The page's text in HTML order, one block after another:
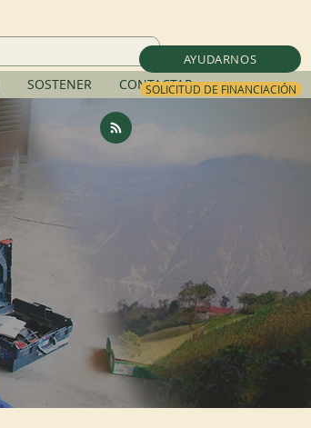
AYUDARNOS
SOLICITUD DE FINANCIACIÓN
SOSTENER CONTACTAR